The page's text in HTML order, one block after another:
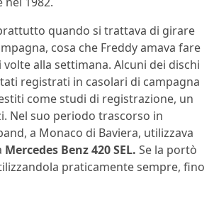
quando si trattava di girare
cosa che Freddy amava fare
alla settimana. Alcuni dei dischi
registrati in casolari di campagna
come studi di registrazione, un
Nel suo periodo trascorso in
a Monaco di Baviera, utilizzava
Mercedes Benz 420 SEL. Se la portò
praticamente sempre, fino